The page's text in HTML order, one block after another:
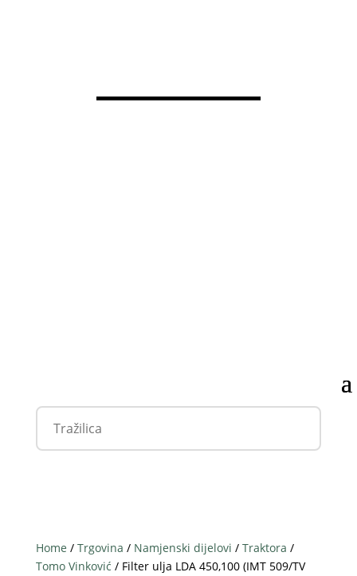
Home / Trgovina / Namjenski dijelovi / Traktora /
Tomo Vinković / Filter ulja LDA 450,100 (IMT 509/TV